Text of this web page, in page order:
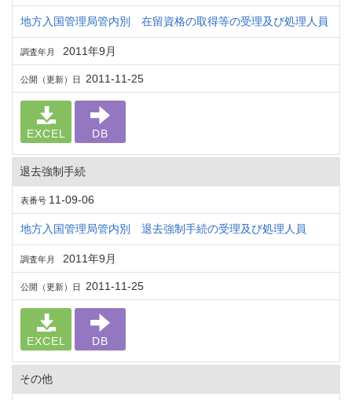
地方入国管理局管内別 在留資格の取得等の受理及び処理人員
調査年月 2011年9月
公開（更新）日 2011-11-25
EXCEL DB
退去強制手続
表番号 11-09-06
地方入国管理局管内別 退去強制手続の受理及び処理人員
調査年月 2011年9月
公開（更新）日 2011-11-25
EXCEL DB
その他